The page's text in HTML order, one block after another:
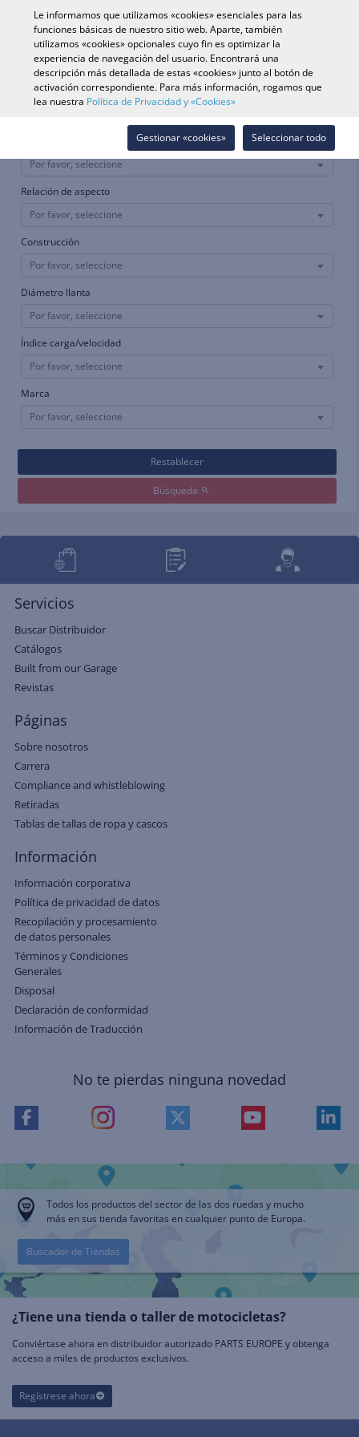
Búsqueda de vehículo
Buscar en tienda
Moto ATV/UTV Matchcode Parejas
Por favor, seleccione
Relación de aspecto
Por favor, seleccione
Construcción
Por favor, seleccione
Diámetro llanta
Por favor, seleccione
Índice carga/velocidad
Por favor, seleccione
Marca
Por favor, seleccione
Restablecer
Búsqueda
Servicios
Buscar Distribuidor
Catálogos
Built from our Garage
Revistas
Páginas
Sobre nosotros
Carrera
Compliance and whistleblowing
Retiradas
Tablas de tallas de ropa y cascos
Información
Información corporativa
Política de privacidad de datos
Recopilación y procesamiento
de datos personales
Términos y Condiciones
Generales
Disposal
Declaración de conformidad
Información de Traducción
No te pierdas ninguna novedad
Todos los productos del sector de las dos ruedas y mucho
más en sus tienda favoritas en cualquier punto de Europa.
Buscador de Tiendas
¿Tiene una tienda o taller de motocicletas?
Conviértase ahora en distribuidor autorizado PARTS EUROPE y obtenga
acceso a miles de productos exclusivos.
Regístrese ahora
Le informamos que utilizamos «cookies» esenciales para las
funciones básicas de nuestro sitio web. Aparte, también
utilizamos «cookies» opcionales cuyo fin es optimizar la
experiencia de navegación del usuario. Encontrará una
descripción más detallada de estas «cookies» junto al botón de
activación correspondiente. Para más información, rogamos que
lea nuestra Política de Privacidad y «Cookies»
Seleccionar todo
Gestionar «cookies»